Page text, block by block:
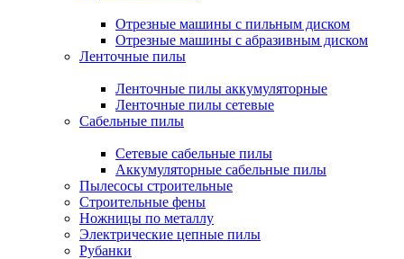
Отрезные машины с пильным диском
Отрезные машины с абразивным диском
Ленточные пилы
Ленточные пилы аккумуляторные
Ленточные пилы сетевые
Сабельные пилы
Сетевые сабельные пилы
Аккумуляторные сабельные пилы
Пылесосы строительные
Строительные фены
Ножницы по металлу
Электрические цепные пилы
Рубанки